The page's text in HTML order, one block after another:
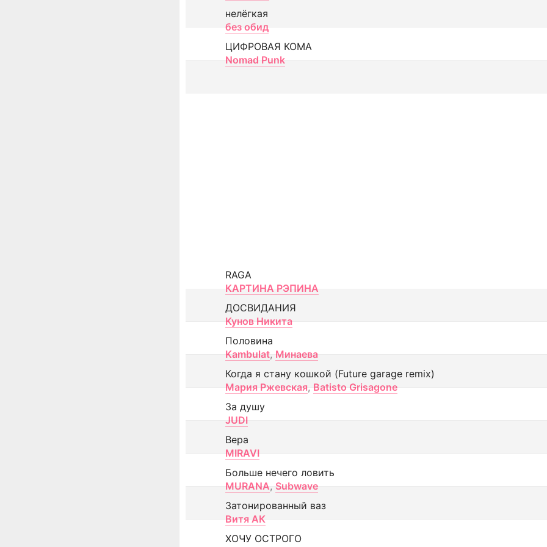
нелёгкая
без обид
ЦИФРОВАЯ КОМА
Nomad Punk
RAGA
КАРТИНА РЭПИНА
ДОСВИДАНИЯ
Кунов Никита
Половина
Kambulat, Минаева
Когда я стану кошкой (Future garage remix)
Мария Ржевская, Batisto Grisagone
За душу
JUDI
Вера
MIRAVI
Больше нечего ловить
MURANA, Subwave
Затонированный ваз
Витя АК
ХОЧУ ОСТРОГО